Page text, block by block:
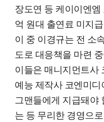
장도연 등 케이이엔
억 원대 출연료 미지
이 중 이경규는 전 소
도로 대응책을 마련
이들은 매니지먼트사
예능 제작사 코엔미
그맨들에게 지급돼야
는 등 무리한 경영으